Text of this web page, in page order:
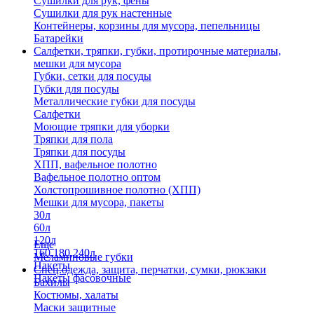
Сушилки для рук настенные
Контейнеры, корзины для мусора, пепельницы
Батарейки
Салфетки, тряпки, губки, протирочные материалы,
мешки для мусора
Губки, сетки для посуды
Губки для посуды
Металлические губки для посуды
Салфетки
Моющие тряпки для уборки
Тряпки для пола
Тряпки для посуды
ХПП, вафельное полотно
Вафельное полотно оптом
Холстопрошивное полотно (ХПП)
Мешки для мусора, пакеты
30л
60л
120л
160,180,240л
Пакеты
Пакеты фасовочные
Еще
Меламиновые губки
Спец.одежда, защита, перчатки, сумки, рюкзаки
Бахилы
Костюмы, халаты
Маски защитные